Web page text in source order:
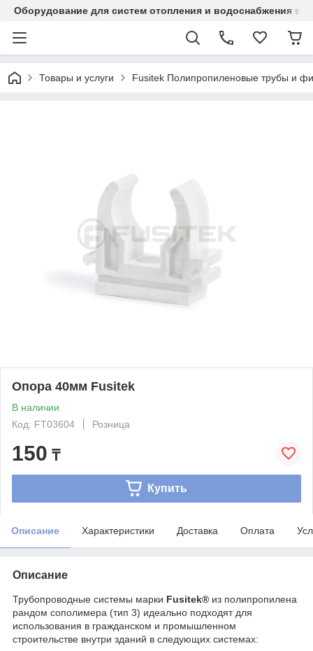
Оборудование для систем отопления и водоснабжения в
Товары и услуги Fusitek Полипропиленовые трубы и
Опора 40мм Fusitek
В наличии
Код: FT03604
Розница
150 ₸
Купить
Описание Характеристики Доставка Оплата
Описание
Трубопроводные системы марки Fusitek® из полипропилена
рандом сополимера (тип 3) идеально подходят для
использования в гражданском и промышленном
строительстве внутри зданий в следующих системах: